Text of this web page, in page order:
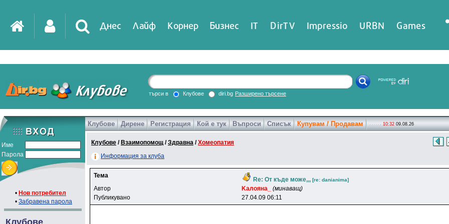
Днес Лайф Корнер Бизнес IT DirTV Impressio URBN Games
търси в Клубове diri.bg Разширено търсене
Име
Парола
• Нов потребител
• Забравена парола
Клубове
Клубове Дирене Регистрация Кой е тук Въпроси Списък Купувам / Продавам 10:32 09.08.26
Клубове / Взаимопомощ /Здравна /Хомеопатия
Информация за клуба
Тема
Re: От къде може,,, [re: danianima]
Автор Kaлoянa_
(минаващ)
Публикувано
27.04.09 06:11